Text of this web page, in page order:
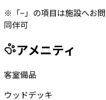
※「−」の項目は施設へお問
同伴可
アメニティ
客室備品
ウッドデッキ